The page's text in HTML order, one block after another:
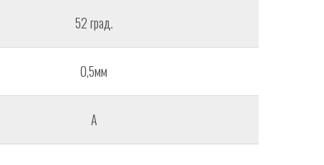
52 град.
0,5мм
A